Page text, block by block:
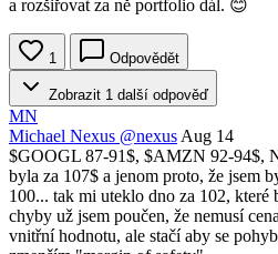
a rozšiřovat za ně portfolio dál. 😊
1 Odpovědět
Zobrazit 1 další odpověď
MN
Michael Nexus @nexus Aug 14
$GOOGL 87-91$, $AMZN 92-94$,
byla za 107$ a jenom proto, že jsem
100... tak mi uteklo dno za 102,
chyby už jsem poučen, že nemusí
vnitřní hodnotu, ale stačí aby se